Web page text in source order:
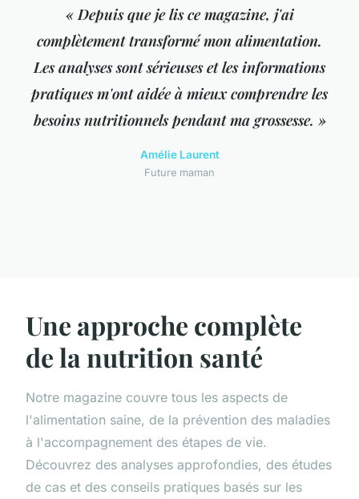
« Depuis que je lis ce magazine, j'ai
complètement transformé mon alimentation.
Les analyses sont sérieuses et les informations
pratiques m'ont aidée à mieux comprendre les
besoins nutritionnels pendant ma grossesse. »
Amélie Laurent
Future maman
Une approche complète
de la nutrition santé
Notre magazine couvre tous les aspects de
l'alimentation saine, de la prévention des maladies
à l'accompagnement des étapes de vie.
Découvrez des analyses approfondies, des études
de cas et des conseils pratiques basés sur les